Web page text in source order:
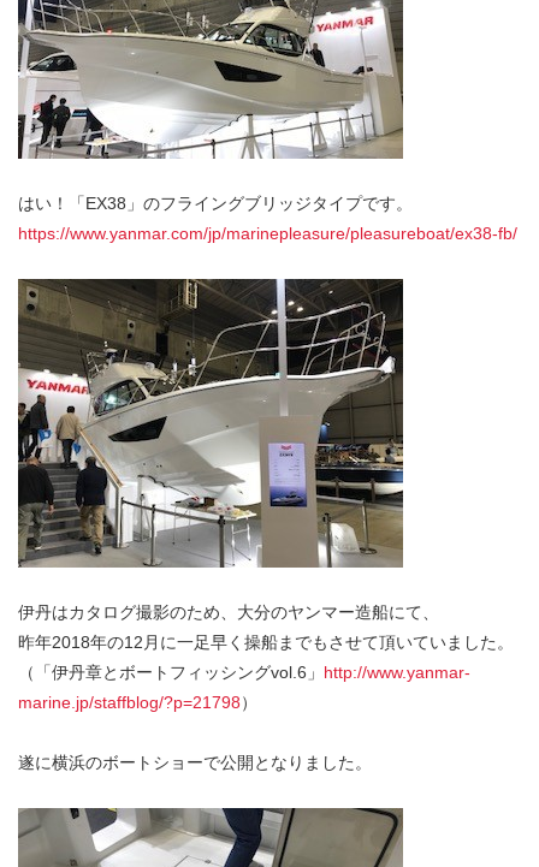
はい！「EX38」のフライングブリッジタイプです。
https://www.yanmar.com/jp/marinepleasure/pleasureboat/ex38-fb/
伊丹はカタログ撮影のため、大分のヤンマー造船にて、
昨年2018年の12月に一足早く操船までもさせて頂いていました。
（「伊丹章とボートフィッシングvol.6」 http://www.yanmar-
marine.jp/staffblog/?p=21798）
遂に横浜のボートショーで公開となりました。